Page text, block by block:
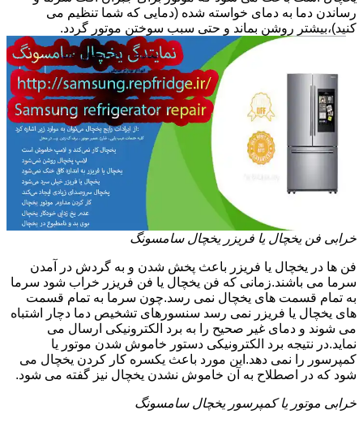
رساندن دما به دمای خواسته شده (دمایی که شما تنظیم می
کنید)،بیشتر روشن بماند و حتی سبب سوختن موتور گردد.
خرابی فن یخچال یا فریزر یخچال سامسونگ
فن ها در یخچال یا فریزر باعث پخش شدن و به گردش در آمدن
سرما می باشند.زمانی که فن یخچال یا فن فریزر خراب شود سرما
به تمام قسمت های یخچال نمی رسد.چون سرما به تمام قسمت
های یخچال یا فریزر نمی رسد سنسورهای تشخیص دما دچار اشتباه
می شوند و دمای غیر صحیح را به برد الکترونیکی ارسال می
نماید.در نتیجه برد الکترونیکی دستور خاموش شدن موتور یا
کمپرسور را نمی دهد.این مورد باعث یکسره کار کردن یخچال می
شود که در اصطلاح به آن خاموش نشدن یخچال نیز گفته می شود.
خرابی موتور یا کمپرسور یخچال سامسونگ